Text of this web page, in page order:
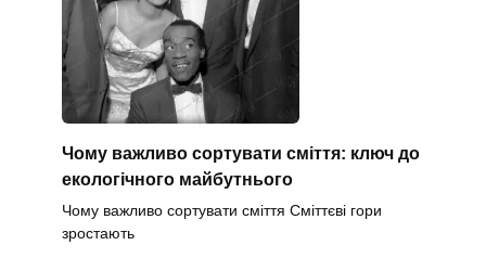
Чому важливо сортувати сміття: ключ до
екологічного майбутнього
Чому важливо сортувати сміття Сміттєві гори
зростають